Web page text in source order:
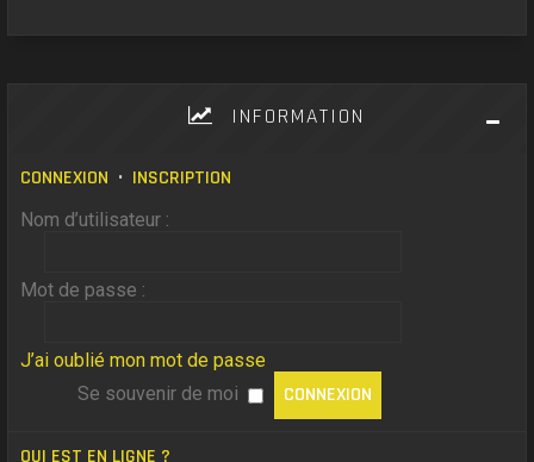
INFORMATION
CONNEXION • INSCRIPTION
Nom d’utilisateur :
Mot de passe :
J’ai oublié mon mot de passe
Se souvenir de moi
QUI EST EN LIGNE ?